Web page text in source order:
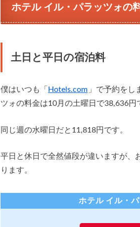
ホテル イル・パラッツォの
土日と平日の宿泊料
僕はいつも「 Hotels.com 」で予約を
ツォの料金は10月の土曜日で38,636円
同じ週の水曜日だと11,818円です。
平日と休日で全然値段が違いますが、
ります。
ホテル イル・